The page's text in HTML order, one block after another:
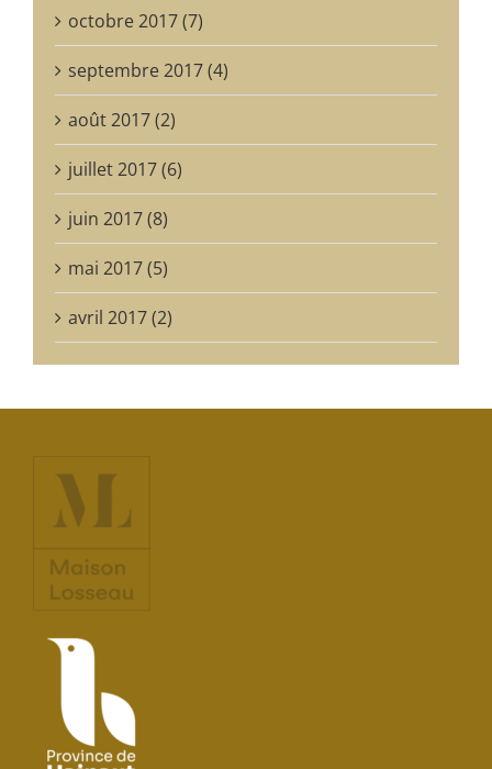
octobre 2017 (7)
septembre 2017 (4)
août 2017 (2)
juillet 2017 (6)
juin 2017 (8)
mai 2017 (5)
avril 2017 (2)